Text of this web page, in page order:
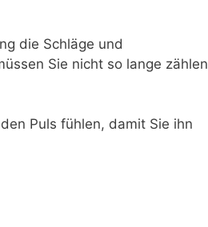
die Schläge und
Sie nicht so lange zählen
Puls fühlen, damit Sie ihn